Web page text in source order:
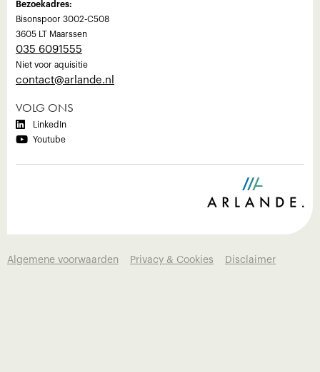
Bezoekadres:
Bisonspoor 3002-C508
3605 LT Maarssen
035 6091555
Niet voor aquisitie
‍contact@arlande.nl
VOLG ONS
 LinkedIn
 Youtube
Algemene voorwaarden Privacy & Cookies Disclaimer